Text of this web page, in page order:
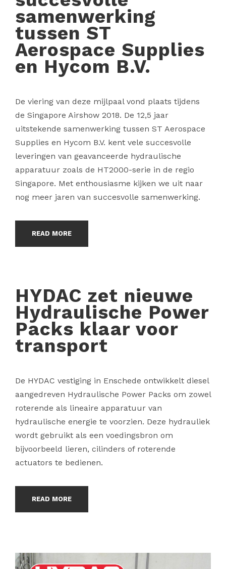
samenwerking
tussen ST
Aerospace Supplies
en Hycom B.V.
De viering van deze mijlpaal vond plaats tijdens
de Singapore Airshow 2018. De 12,5 jaar
uitstekende samenwerking tussen ST Aerospace
Supplies en Hycom B.V. kent vele succesvolle
leveringen van geavanceerde hydraulische
apparatuur zoals de HT2000-serie in de regio
Singapore. Met enthousiasme kijken we uit naar
nog meer jaren van succesvolle samenwerking.
READ MORE
HYDAC zet nieuwe
Hydraulische Power
Packs klaar voor
transport
De HYDAC vestiging in Enschede ontwikkelt diesel
aangedreven Hydraulische Power Packs om zowel
roterende als lineaire apparatuur van
hydraulische energie te voorzien. Deze hydrauliek
wordt gebruikt als een voedingsbron om
bijvoorbeeld lieren, cilinders of roterende
actuators te bedienen.
READ MORE